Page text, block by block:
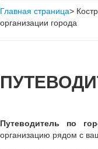
Главная страница>
организации города
Путеводитель по
организацию рядом с